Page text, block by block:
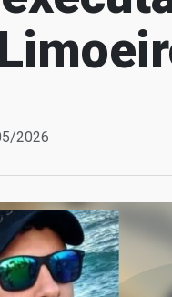
2026